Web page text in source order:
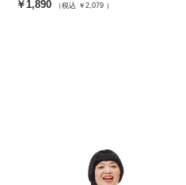
￥1,890 （税込 ￥2,079 ）